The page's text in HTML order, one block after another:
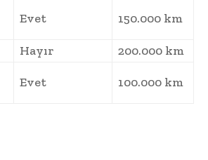
Evet 150.000 km
Hayır
200.000 km
Evet 100.000 km